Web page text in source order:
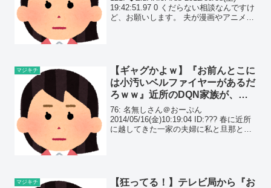
19:42:51.97 0 くだらない相談なんですけ
ど、お願いします。 夫が漫画やアニメを
マジキチ
【ギャグかよｗ】『お前んとこに
は小汚いベルファイヤーがあるだ
ろｗｗ』近所のDQN家族が、ウ
チにある５台の車を『貸せ！』と
喚いているんだが…
76: 名無しさん＠おーぷん
2014/05/16(金)10:19:04 ID:??? 春に近所
に越してきた一家の夫婦に私と旦那と娘
マジキチ
【狂ってる！】テレビ局から『お